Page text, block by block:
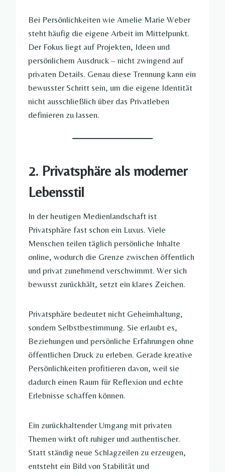
Bei Persönlichkeiten wie Amelie Marie Weber
steht häufig die eigene Arbeit im Mittelpunkt.
Der Fokus liegt auf Projekten, Ideen und
persönlichem Ausdruck – nicht zwingend auf
privaten Details. Genau diese Trennung kann ein
bewusster Schritt sein, um die eigene Identität
nicht ausschließlich über das Privatleben
definieren zu lassen.
2. Privatsphäre als moderner
Lebensstil
In der heutigen Medienlandschaft ist
Privatsphäre fast schon ein Luxus. Viele
Menschen teilen täglich persönliche Inhalte
online, wodurch die Grenze zwischen öffentlich
und privat zunehmend verschwimmt. Wer sich
bewusst zurückhält, setzt ein klares Zeichen.
Privatsphäre bedeutet nicht Geheimhaltung,
sondern Selbstbestimmung. Sie erlaubt es,
Beziehungen und persönliche Erfahrungen ohne
öffentlichen Druck zu erleben. Gerade kreative
Persönlichkeiten profitieren davon, weil sie
dadurch einen Raum für Reflexion und echte
Erlebnisse schaffen können.
Ein zurückhaltender Umgang mit privaten
Themen wirkt oft ruhiger und authentischer.
Statt ständig neue Schlagzeilen zu erzeugen,
entsteht ein Bild von Stabilität und